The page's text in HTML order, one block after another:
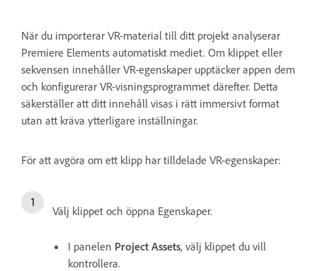
När du importerar VR-material till ditt projekt analyserar
Premiere Elements automatiskt mediet. Om klippet eller
sekvensen innehåller VR-egenskaper upptäcker appen dem
och konfigurerar VR-visningsprogrammet därefter. Detta
säkerställer att ditt innehåll visas i rätt immersivt format
utan att kräva ytterligare inställningar.
För att avgöra om ett klipp har tilldelade VR-egenskaper:
Välj klippet och öppna Egenskaper.
I panelen Project Assets, välj klippet du vill
kontrollera.